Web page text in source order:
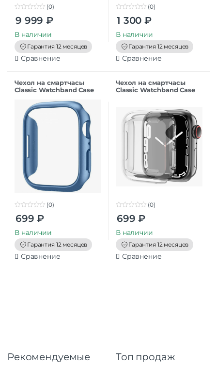
o
t
o
f
5
(0)
9 999 ₽
В наличии
Гарантия 12 месяцев
Сравнение
t
o
f
5
(0)
1 300 ₽
В наличии
Гарантия 12 месяцев
Сравнение
Чехол на смартчасы
Classic Watchband Case
Голубой
o
t
o
f
5
(0)
699 ₽
В наличии
Гарантия 12 месяцев
Сравнение
Чехол на смартчасы
Classic Watchband Case
o
t
o
f
5
(0)
699 ₽
В наличии
Гарантия 12 месяцев
Сравнение
Рекомендуемые
Топ продаж